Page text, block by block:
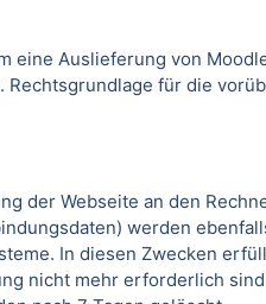
eine Auslieferung von
für die
der Webseite an den
werden
In diesen Zwecken
nicht mehr erforderlich